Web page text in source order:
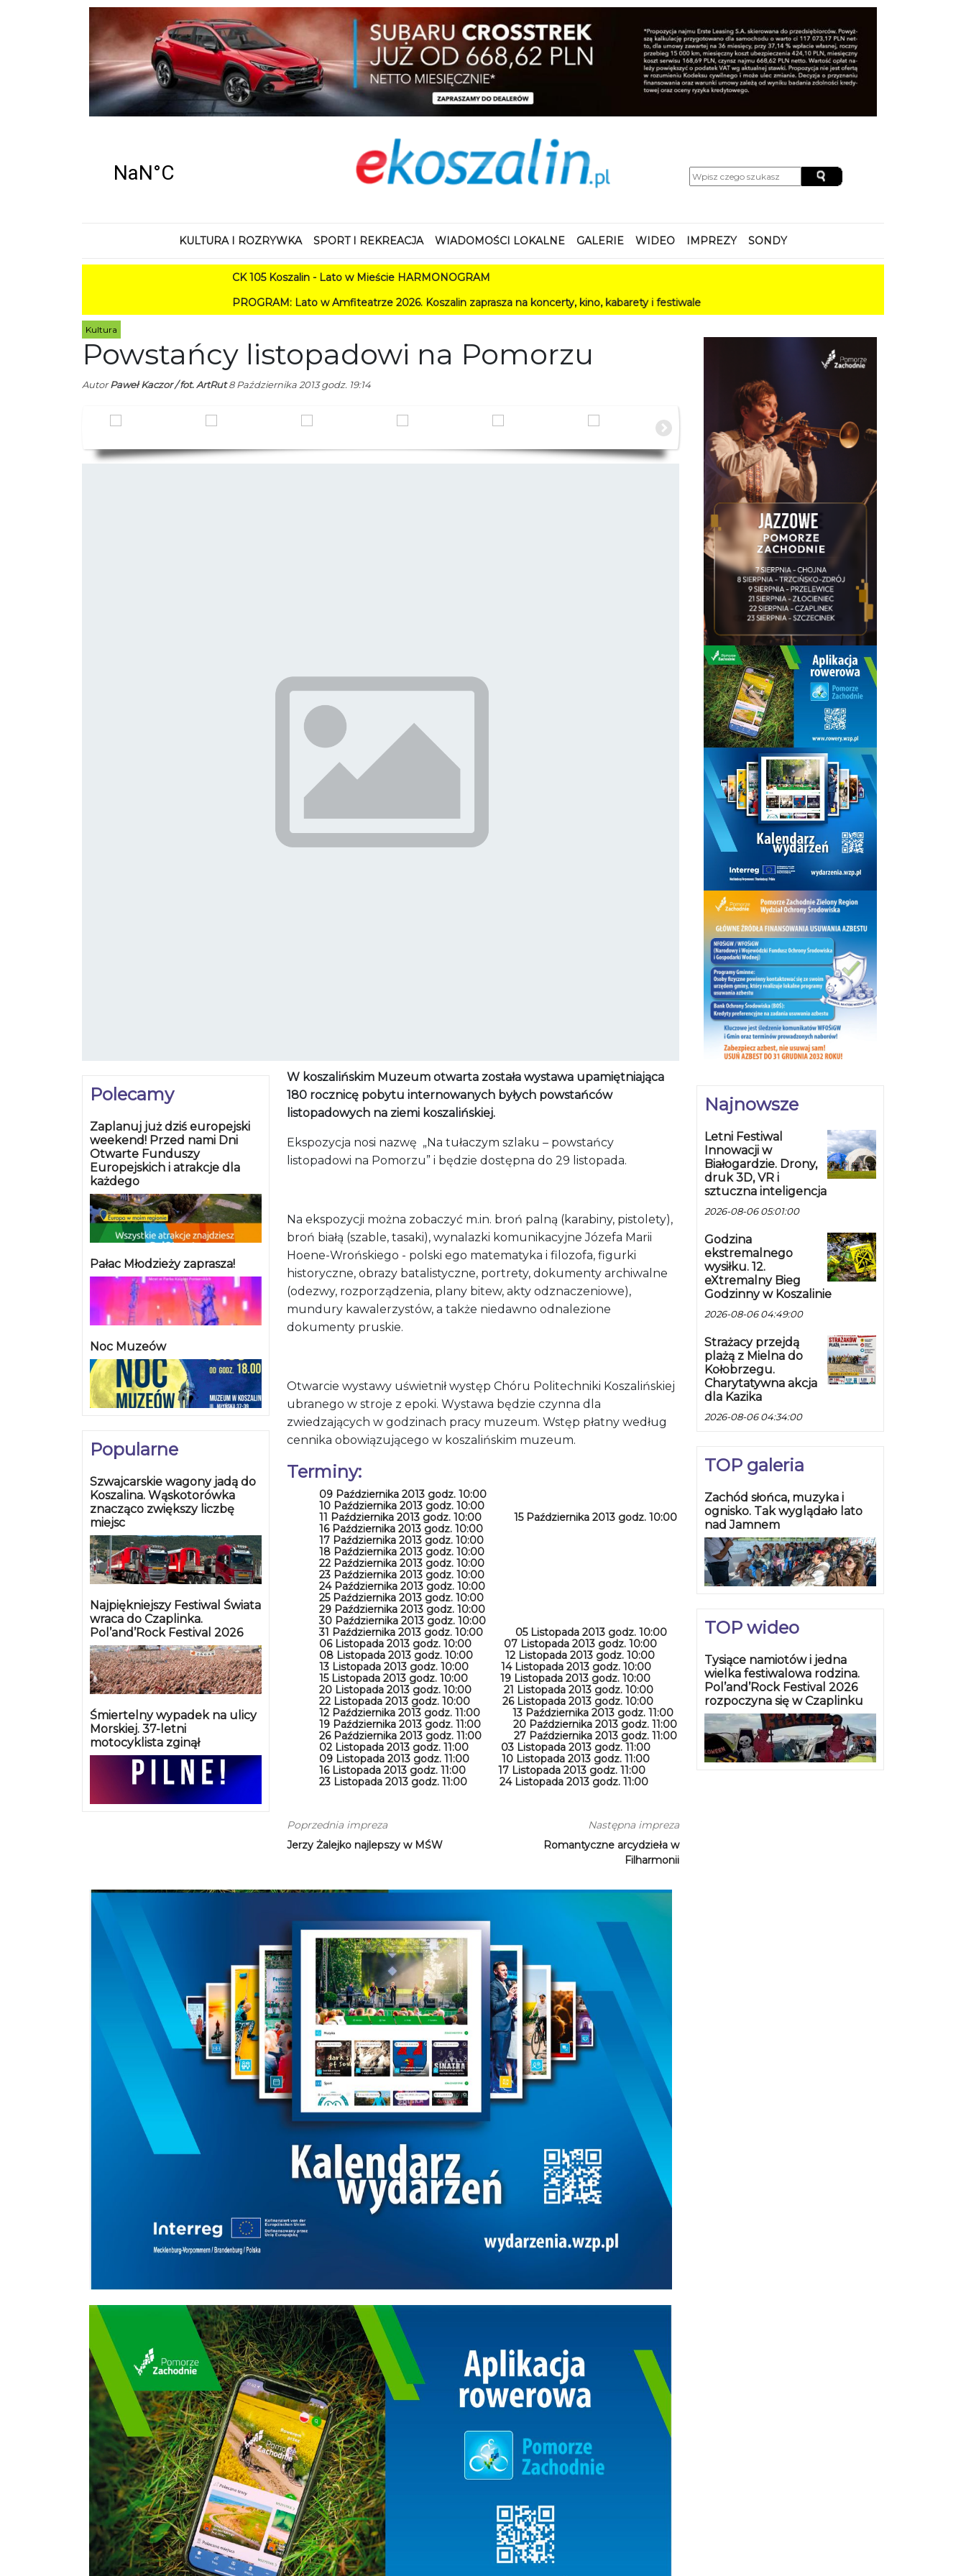
KULTURA I ROZRYWKA SPORT I REKREACJA WIADOMOŚCI LOKALNE GALERIE WIDEO IMPREZY SONDY
CK 105 Koszalin - Lato w Mieście HARMONOGRAM
PROGRAM: Lato w Amfiteatrze 2026. Koszalin zaprasza na koncerty, kino, kabarety i festiwale
Kultura
Powstańcy listopadowi na Pomorzu
AutorPaweł Kaczor / fot. ArtRut8 Października 2013 godz. 19:14
Polecamy
Zaplanuj już dziś europejski
weekend! Przed nami Dni
Otwarte Funduszy
Europejskich i atrakcje dla
każdego
Pałac Młodzieży zaprasza!
Noc Muzeów
Popularne
Szwajcarskie wagony jadą do
Koszalina. Wąskotorówka
znacząco zwiększy liczbę
miejsc
Najpiękniejszy Festiwal Świata
wraca do Czaplinka.
Pol’and’Rock Festival 2026
Śmiertelny wypadek na ulicy
Morskiej. 37-letni
motocyklista zginął
W koszalińskim Muzeum otwarta została wystawa upamiętniająca
180 rocznicę pobytu internowanych byłych powstańców
listopadowych na ziemi koszalińskiej.
Ekspozycja nosi nazwę „Na tułaczym szlaku – powstańcy
listopadowi na Pomorzu” i będzie dostępna do 29 listopada.
Na ekspozycji można zobaczyć m.in. broń palną (karabiny, pistolety),
broń białą (szable, tasaki), wynalazki komunikacyjne Józefa Marii
Hoene-Wrońskiego - polski ego matematyka i filozofa, figurki
historyczne, obrazy batalistyczne, portrety, dokumenty archiwalne
(odezwy, rozporządzenia, plany bitew, akty odznaczeniowe),
mundury kawalerzystów, a także niedawno odnalezione
dokumenty pruskie.
Otwarcie wystawy uświetnił występ Chóru Politechniki Koszalińskiej
ubranego w stroje z epoki. Wystawa będzie czynna dla
zwiedzających w godzinach pracy muzeum. Wstęp płatny według
cennika obowiązującego w koszalińskim muzeum.
Terminy:
09 Października 2013 godz. 10:00
10 Października 2013 godz. 10:00
11 Października 2013 godz. 10:00
15 Października 2013 godz. 10:00
16 Października 2013 godz. 10:00
17 Października 2013 godz. 10:00
18 Października 2013 godz. 10:00
22 Października 2013 godz. 10:00
23 Października 2013 godz. 10:00
24 Października 2013 godz. 10:00
25 Października 2013 godz. 10:00
29 Października 2013 godz. 10:00
30 Października 2013 godz. 10:00
31 Października 2013 godz. 10:00
05 Listopada 2013 godz. 10:00
06 Listopada 2013 godz. 10:00
07 Listopada 2013 godz. 10:00
08 Listopada 2013 godz. 10:00
12 Listopada 2013 godz. 10:00
13 Listopada 2013 godz. 10:00
14 Listopada 2013 godz. 10:00
15 Listopada 2013 godz. 10:00
19 Listopada 2013 godz. 10:00
20 Listopada 2013 godz. 10:00
21 Listopada 2013 godz. 10:00
22 Listopada 2013 godz. 10:00
26 Listopada 2013 godz. 10:00
12 Października 2013 godz. 11:00
13 Października 2013 godz. 11:00
19 Października 2013 godz. 11:00
20 Października 2013 godz. 11:00
26 Października 2013 godz. 11:00
27 Października 2013 godz. 11:00
02 Listopada 2013 godz. 11:00
03 Listopada 2013 godz. 11:00
09 Listopada 2013 godz. 11:00
10 Listopada 2013 godz. 11:00
16 Listopada 2013 godz. 11:00
17 Listopada 2013 godz. 11:00
23 Listopada 2013 godz. 11:00
24 Listopada 2013 godz. 11:00
Poprzednia impreza
Jerzy Żalejko najlepszy w MŚW
Następna impreza
Romantyczne arcydzieła w
Filharmonii
Najnowsze
Letni Festiwal
Innowacji w
Białogardzie. Drony,
druk 3D, VR i
sztuczna inteligencja
2026-08-06 05:01:00
Godzina
ekstremalnego
wysiłku. 12.
eXtremalny Bieg
Godzinny w Koszalinie
2026-08-06 04:49:00
Strażacy przejdą
plażą z Mielna do
Kołobrzegu.
Charytatywna akcja
dla Kazika
2026-08-06 04:34:00
TOP galeria
Zachód słońca, muzyka i
ognisko. Tak wyglądało lato
nad Jamnem
TOP wideo
Tysiące namiotów i jedna
wielka festiwalowa rodzina.
Pol’and’Rock Festival 2026
rozpoczyna się w Czaplinku